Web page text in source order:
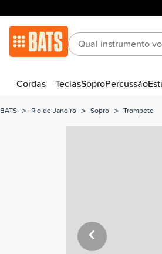
Cordas TeclasSoproPercussão
BATS > Rio de Janeiro > Sopro > Trompete